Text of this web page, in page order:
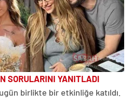
SORULARINI YANITLADI
birlikte bir etkinliğe katıldı.